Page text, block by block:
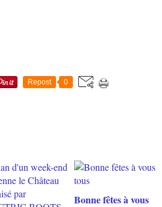
Repost 0
Bonne fêtes à vous